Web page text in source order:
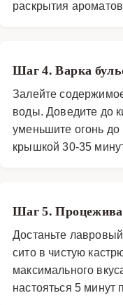
Супы·Бульоны·
раскрытия
Шаг 4. Варка
Залейте
воды. Доведите до
уменьшите огонь
крышкой 30-35
Шаг 5.
Достаньте
сито в чистую
максимального
настояться 5 минут